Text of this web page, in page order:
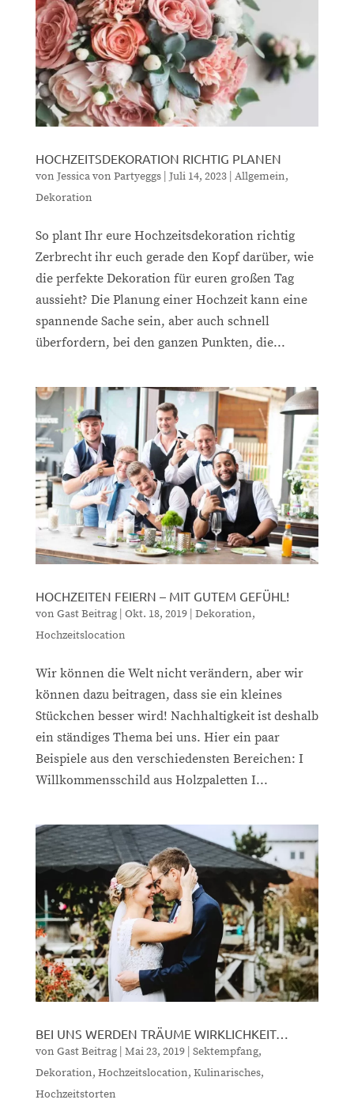
HOCHZEITSDEKORATION RICHTIG PLANEN
von Jessica von Partyeggs| Juli 14, 2023| Allgemein,
Dekoration
So plant Ihr eure Hochzeitsdekoration richtig
Zerbrecht ihr euch gerade den Kopf darüber, wie
die perfekte Dekoration für euren großen Tag
aussieht? Die Planung einer Hochzeit kann eine
spannende Sache sein, aber auch schnell
überfordern, bei den ganzen Punkten, die...
HOCHZEITEN FEIERN – MIT GUTEM GEFÜHL!
von Gast Beitrag| Okt. 18, 2019| Dekoration,
Hochzeitslocation
Wir können die Welt nicht verändern, aber wir
können dazu beitragen, dass sie ein kleines
Stückchen besser wird! Nachhaltigkeit ist deshalb
ein ständiges Thema bei uns. Hier ein paar
Beispiele aus den verschiedensten Bereichen: I
Willkommensschild aus Holzpaletten I...
BEI UNS WERDEN TRÄUME WIRKLICHKEIT…
von Gast Beitrag| Mai 23, 2019| Sektempfang,
Dekoration, Hochzeitslocation, Kulinarisches,
Hochzeitstorten